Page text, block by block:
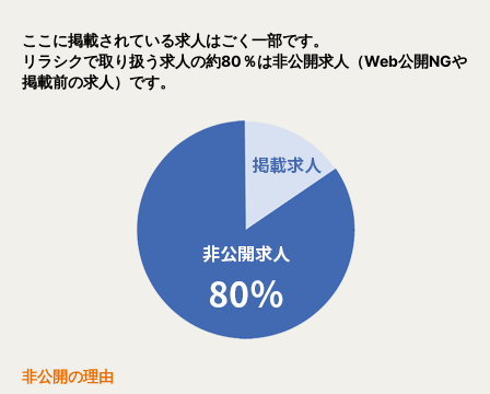
・注目されるサービスを運用しているという緊張感がもて
る。
・事業やサービスが拡大していく過程が体験できる。
・ベンチャー的なスピード感を持った仕事ができる。
■良いチームで仕事ができている！
・新サービス、新機能の開発にも関われて、企画や仕様につ
いて自分の意見も言えること。
・得意分野や関わりたい業務には積極的にアサインしてくれ
・他チーム同士でもお互いに協力しやすい環境
・ポジションに関係なく様々な業務を経験できる
・メンバー全員が何事にも協力的で一体感がある、同じ方向
・メンバー同士が積極的にサポートしてくれるので、リモー
・コスト最適化・パフォーマンス改善
・IaC導入および標準化推進（今後強化予定）
BTMAIZは、「日本をAI先進国に。人生を豊かに。」という
ミッションのもと、2025年1月に創業したAI社会実装企業で
現在、日本では少子高齢化が進行し、生産年齢人口は1995年
の約8,700万人をピークに減少を続け、2040年には約6,000万
人まで減少すると推計されています。特に地方企業では深刻
な人手不足や採用難が経営課題となっており、限られた人材
で生産性を高めることが急務です。
その解決策の一つが、AIの社会実装です。
る基盤技術です。
ここに掲載されている求人はごく一部です。
リラシクで取り扱う求人の約80％は非公開求人（Web公開NGや
掲載前の求人）です。
非公開の理由